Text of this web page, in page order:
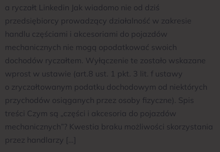
a ryczałt Linkedin Jak wiadomo nie od dziś
przedsiębiorcy prowadzący działalność w zakresie
handlu częściami i akcesoriami do pojazdów
mechanicznych nie mogą opodatkować swoich
dochodów ryczałtem. Wyłączenie te zostało wskazane
wprost w ustawie (art.8 ust. 1 pkt. 3 lit. f ustawy
o zryczałtowanym podatku dochodowym od niektórych
przychodów osiąganych przez osoby fizyczne). Spis
treści Czym są „części i akcesoria do pojazdów
mechanicznych”? Kwestia braku możliwości skorzystania
przez handlarzy […]